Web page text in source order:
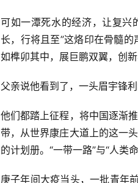
可如一潭死水的经济，让复兴
长，行将且至”这烙印在骨髓
如榫卯其中，展巨鹏双翼，创
父亲说他看到了，一头眉宇锋利
他们都踏上征程，将中国逐渐
带，从世界康庄大道上的这一
的计划册。“一带一路”与“人类
庚子年间大疫当头，一批青年